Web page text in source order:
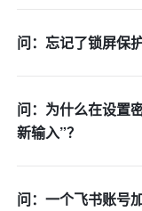
问：忘记了锁屏保
问：为什么在设置
新输入”？
问：一个飞书账号